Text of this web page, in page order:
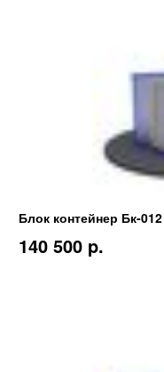
Блок контейнер Бк-
140 500 p.